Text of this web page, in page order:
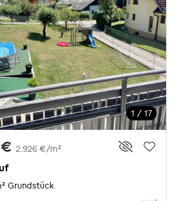
1 / 17
2.926 €/m²
Grundstück